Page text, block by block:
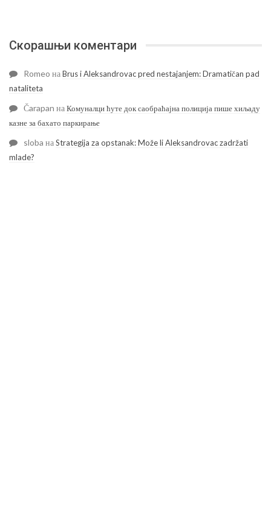
Скорашњи коментари
Romeo наBrus i Aleksandrovac pred nestajanjem: Dramatičan pad
nataliteta
Čarapan наКомуналци ћуте док саобраћајна полиција пише хиљаду
казне за бахато паркирање
sloba наStrategija za opstanak: Može li Aleksandrovac zadržati
mlade?